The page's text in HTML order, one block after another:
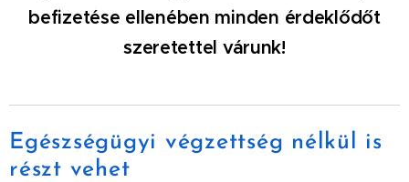
befizetése ellenében minden érdeklődőt
szeretettel várunk!
Egészségügyi végzettség nélkül is
részt vehet